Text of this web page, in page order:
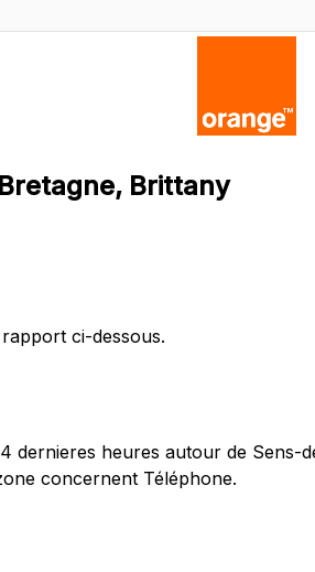
Brittany
ci-dessous.
dernieres heures autour de Sens-
concernent Téléphone.